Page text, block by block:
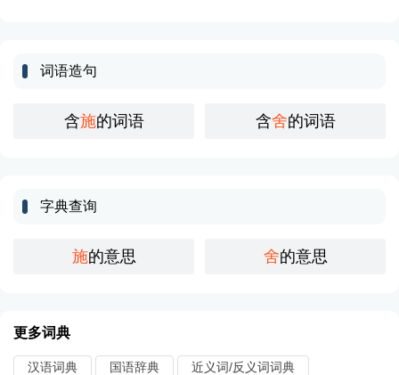
词语造句
含施的词语 含舍的词语
字典查询
施的意思 舍的意思
更多词典
汉语词典 国语辞典 近义词/反义词词典